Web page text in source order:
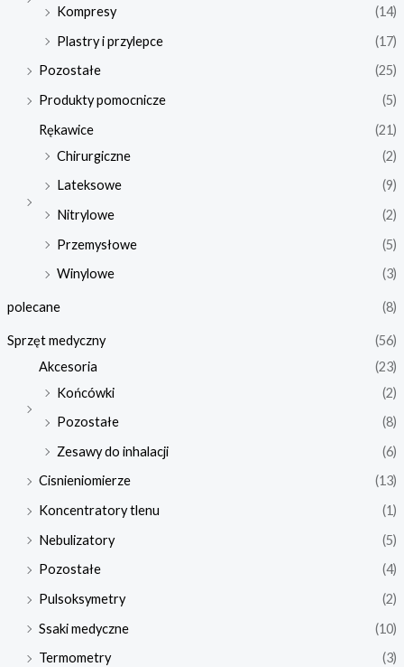
Kompresy
(14)
Plastry i przylepce
(17)
Pozostałe
(25)
Produkty pomocnicze
(5)
Rękawice
(21)
Chirurgiczne
(2)
Lateksowe
(9)
Nitrylowe
(2)
Przemysłowe
(5)
Winylowe
(3)
polecane (8)
Sprzęt medyczny
(56)
Akcesoria
(23)
Końcówki
(2)
Pozostałe
(8)
Zesawy do inhalacji
(6)
Cisnieniomierze
(13)
Koncentratory tlenu
(1)
Nebulizatory
(5)
Pozostałe
(4)
Pulsoksymetry
(2)
Ssaki medyczne
(10)
Termometry
(3)